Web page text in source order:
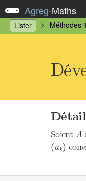
Agreg-Maths
Lister Méthodes
Soient A
A
(uk)
( k)